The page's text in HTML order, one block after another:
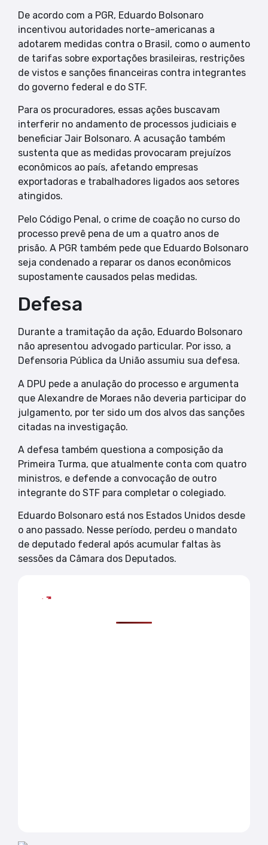
De acordo com a PGR, Eduardo Bolsonaro
incentivou autoridades norte-americanas a
adotarem medidas contra o Brasil, como o aumento
de tarifas sobre exportações brasileiras, restrições
de vistos e sanções financeiras contra integrantes
do governo federal e do STF.
Para os procuradores, essas ações buscavam
interferir no andamento de processos judiciais e
beneficiar Jair Bolsonaro. A acusação também
sustenta que as medidas provocaram prejuízos
econômicos ao país, afetando empresas
exportadoras e trabalhadores ligados aos setores
atingidos.
Pelo Código Penal, o crime de coação no curso do
processo prevê pena de um a quatro anos de
prisão. A PGR também pede que Eduardo Bolsonaro
seja condenado a reparar os danos econômicos
supostamente causados pelas medidas.
Defesa
Durante a tramitação da ação, Eduardo Bolsonaro
não apresentou advogado particular. Por isso, a
Defensoria Pública da União assumiu sua defesa.
A DPU pede a anulação do processo e argumenta
que Alexandre de Moraes não deveria participar do
julgamento, por ter sido um dos alvos das sanções
citadas na investigação.
A defesa também questiona a composição da
Primeira Turma, que atualmente conta com quatro
ministros, e defende a convocação de outro
integrante do STF para completar o colegiado.
Eduardo Bolsonaro está nos Estados Unidos desde
o ano passado. Nesse período, perdeu o mandato
de deputado federal após acumular faltas às
sessões da Câmara dos Deputados.